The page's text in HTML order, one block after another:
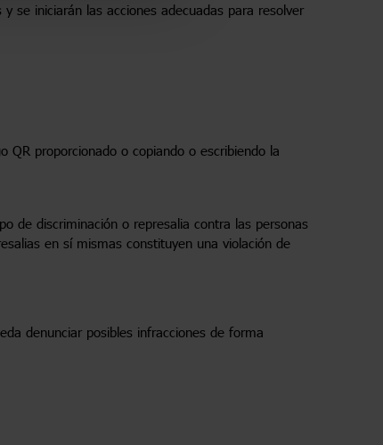
se iniciarán las acciones adecuadas para resolver
proporcionado o copiando o escribiendo la
de discriminación o represalia contra las personas
en sí mismas constituyen una violación de
denunciar posibles infracciones de forma